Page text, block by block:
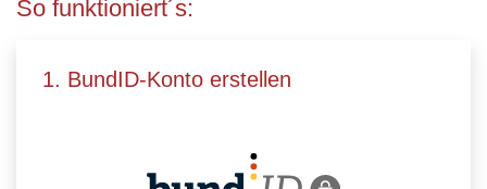
So funktioniert´s:
1. BundID-Konto erstellen